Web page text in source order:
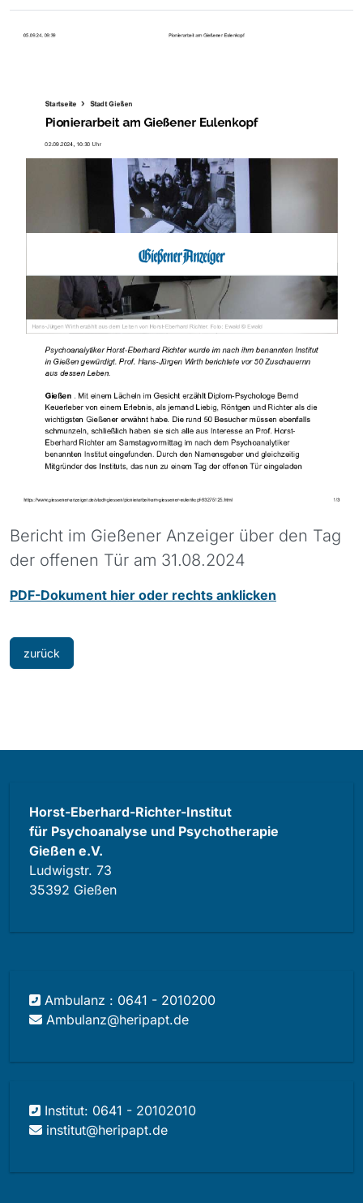
Bericht im Gießener Anzeiger über den Tag
der offenen Tür am 31.08.2024
PDF-Dokument hier oder rechts anklicken
zurück
Horst-Eberhard-Richter-Institut
für Psychoanalyse und Psychotherapie
Gießen e.V.
Ludwigstr. 73
35392 Gießen
Ambulanz : 0641 - 2010200
Ambulanz@heripapt.de
Institut: 0641 - 20102010
institut@heripapt.de